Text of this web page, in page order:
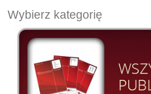
Wybierz kategorię